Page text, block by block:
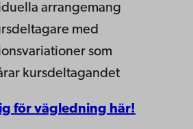
arrangemang
med
som
kursdeltagandet
för vägledning här!